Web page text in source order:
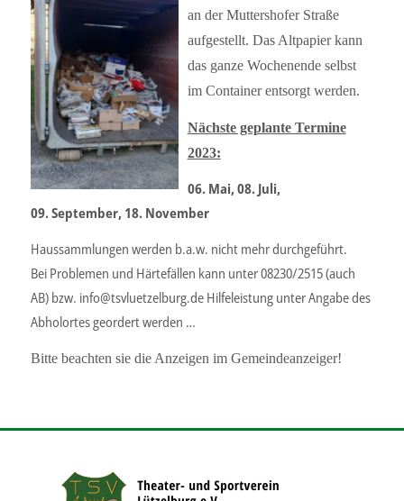
an der Muttershofer Straße
aufgestellt. Das Altpapier kann
das ganze Wochenende selbst
im Container entsorgt werden.
Nächste geplante Termine
2023:
06. Mai, 08. Juli,
09. September, 18. November
Haussammlungen werden b.a.w. nicht mehr durchgeführt.
Bei Problemen und Härtefällen kann unter 08230/2515 (auch
AB) bzw. info@tsvluetzelburg.de Hilfeleistung unter Angabe des
Abholortes geordert werden …
Bitte beachten sie die Anzeigen im Gemeindeanzeiger!